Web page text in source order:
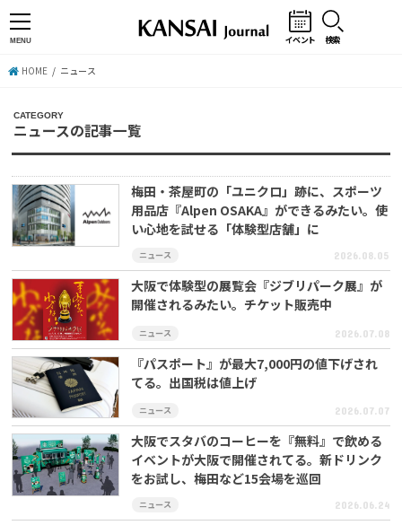
MENU イベント 検索
HOME ニュース
ニュースの記事一覧
梅田・茶屋町の「ユニクロ」跡に、スポーツ
用品店『Alpen OSAKA』ができるみたい。使
い心地を試せる「体験型店舗」に
ニュース 2026.08.05
大阪で体験型の展覧会『ジブリパーク展』が
開催されるみたい。チケット販売中
ニュース 2026.07.08
『パスポート』が最大7,000円の値下げされ
てる。出国税は値上げ
ニュース 2026.07.07
大阪でスタバのコーヒーを『無料』で飲める
イベントが大阪で開催されてる。新ドリンク
をお試し、梅田など15会場を巡回
ニュース 2026.06.24